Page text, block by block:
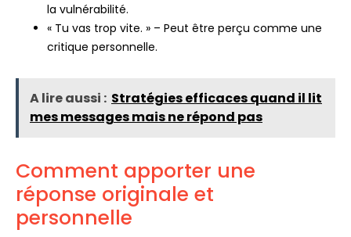
la vulnérabilité.
« Tu vas trop vite. » – Peut être perçu comme une
critique personnelle.
A lire aussi : Stratégies efficaces quand il lit
mes messages mais ne répond pas
Comment apporter une
réponse originale et
personnelle